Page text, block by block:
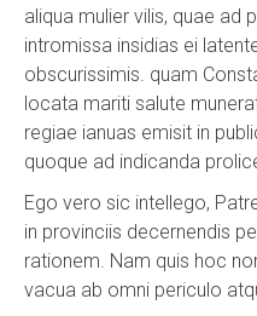
aliqua mulier vilis, quae ad
intromissa insidias ei
obscurissimis. quam
locata mariti salute
regiae ianuas emisit in
quoque ad indicanda
Ego vero sic intellego,
in provinciis decernendis
rationem. Nam quis hoc
vacua ab omni periculo